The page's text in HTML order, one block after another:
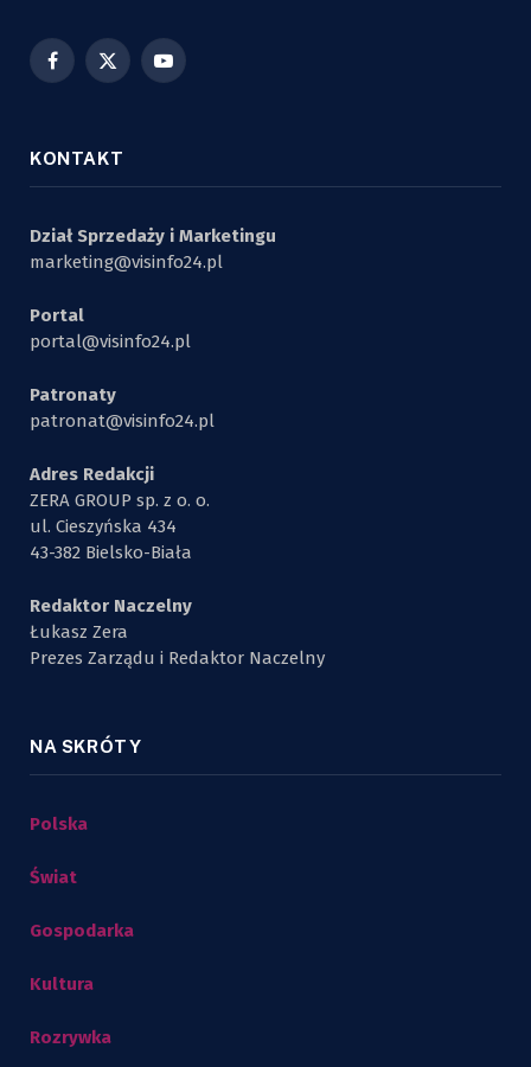
Facebook
X
YouTube
KONTAKT
Dział Sprzedaży i Marketingu
marketing@visinfo24.pl
Portal
portal@visinfo24.pl
Patronaty
patronat@visinfo24.pl
Adres Redakcji
ZERA GROUP sp. z o. o.
ul. Cieszyńska 434
43-382 Bielsko-Biała
Redaktor Naczelny
Łukasz Zera
Prezes Zarządu i Redaktor Naczelny
NA SKRÓTY
Polska
Świat
Gospodarka
Kultura
Rozrywka